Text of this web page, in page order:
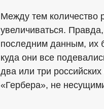
Между тем количество
увеличиваться.
последним данным, их
куда они все
два или три
«Гербера», не